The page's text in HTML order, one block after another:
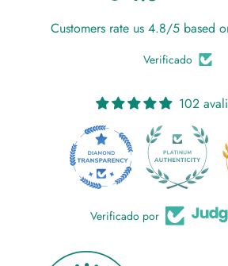
Customers rate us 4.8/5 based
Verificado
102
Verificado por